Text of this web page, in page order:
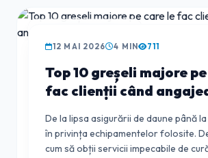
12 MAI 2026 4 MIN 711
Top 10 greșeli majore
fac clienții când
De la lipsa asigurării de daune până
în privința echipamentelor folosite.
cum să obții servicii impecabile de